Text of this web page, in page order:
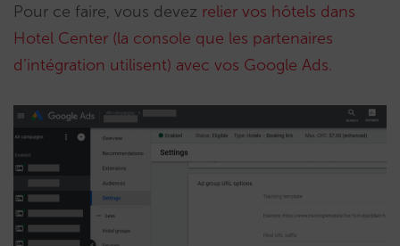
Pour ce faire, vous devez relier vos hôtels dans
Hotel Center (la console que les partenaires
d’intégration utilisent) avec vos Google Ads.